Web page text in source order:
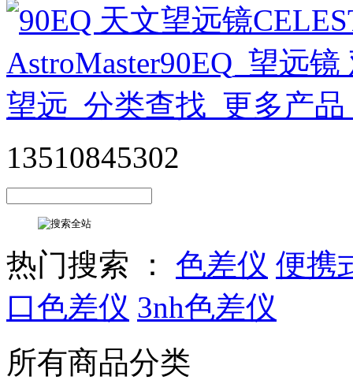
13510845302
热门搜索 ： 色差仪 便携
口色差仪 3nh色差仪
所有商品分类